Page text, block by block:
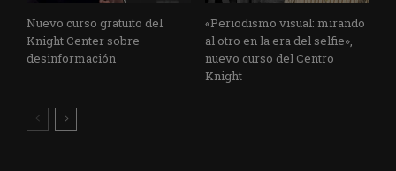
Nuevo curso gratuito del
Knight Center sobre
desinformación
«Periodismo visual: mirando
al otro en la era del selfie»,
nuevo curso del Centro
Knight